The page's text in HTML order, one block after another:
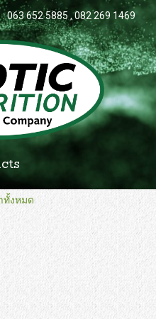
063 652 5885 , 082 269 1469
ทั้งหมด